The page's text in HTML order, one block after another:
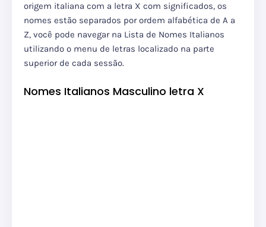
origem italiana com a letra X com significados, os
nomes estão separados por ordem alfabética de A a
Z, você pode navegar na Lista de Nomes Italianos
utilizando o menu de letras localizado na parte
superior de cada sessão.
Nomes Italianos Masculino letra X